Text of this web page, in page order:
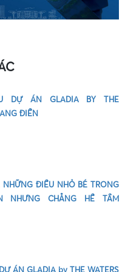
DỰ ÁN GLADIA BY THE
ĐIỀN
NHỮNG ĐIỀU NHỎ BÉ TRONG
NHƯNG CHẲNG HỀ TẦM
ÁN GLADIA by THE WATERS